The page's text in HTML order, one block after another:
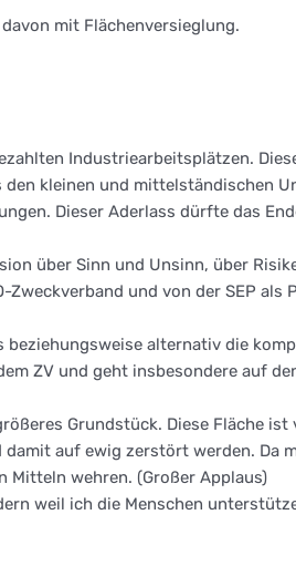
mit Flächenversieglung.
Industriearbeitsplätzen.
kleinen und mittelständischen
Dieser Aderlass dürfte das
über Sinn und Unsinn, über
und von der SEP
alternativ die
ZV und geht insbesondere auf
Grundstück. Diese Fläche
auf ewig zerstört werden. Da
Mitteln wehren. (Großer Applaus)
weil ich die Menschen